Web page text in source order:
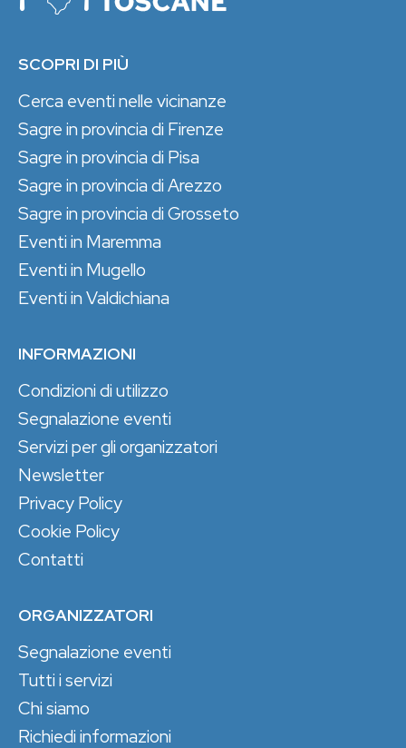
SCOPRI DI PIÙ
Cerca eventi nelle vicinanze
Sagre in provincia di Firenze
Sagre in provincia di Pisa
Sagre in provincia di Arezzo
Sagre in provincia di Grosseto
Eventi in Maremma
Eventi in Mugello
Eventi in Valdichiana
INFORMAZIONI
Condizioni di utilizzo
Segnalazione eventi
Servizi per gli organizzatori
Newsletter
Privacy Policy
Cookie Policy
Contatti
ORGANIZZATORI
Segnalazione eventi
Tutti i servizi
Chi siamo
Richiedi informazioni